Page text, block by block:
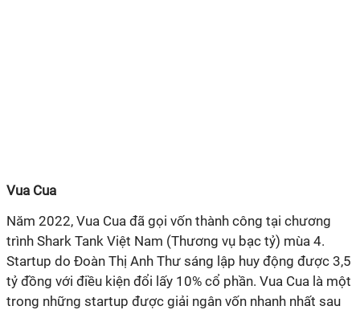
Vua Cua
Năm 2022, Vua Cua đã gọi vốn thành công tại chương
trình Shark Tank Việt Nam (Thương vụ bạc tỷ) mùa 4.
Startup do Đoàn Thị Anh Thư sáng lập huy động được 3,5
tỷ đồng với điều kiện đổi lấy 10% cổ phần. Vua Cua là một
trong những startup được giải ngân vốn nhanh nhất sau